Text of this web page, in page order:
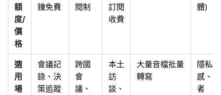
額
度/
價
格
鐘免費
閱制
訂閱
收費
體)
適
用
場
會議記
錄、決
策追蹤
跨國
會
議、
本土
訪
談、
大量音檔批量
轉寫
隱私敏
感、
者